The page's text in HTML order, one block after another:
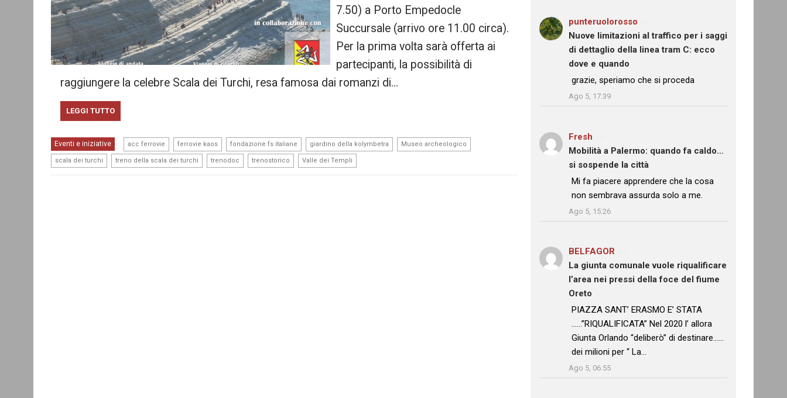
7.50) a Porto Empedocle
Succursale (arrivo ore 11.00 circa).
Per la prima volta sarà offerta ai
partecipanti, la possibilità di
raggiungere la celebre Scala dei Turchi, resa famosa dai romanzi di…
LEGGI TUTTO
Eventi e iniziative acc ferrovie ferrovie kaos fondazione fs italiane giardino della kolymbetra Museo archeologico
scala dei turchi treno della scala dei turchi trenodoc trenostorico Valle dei Templi
punteruolorosso
Nuove limitazioni al traffico per i saggi
di dettaglio della linea tram C: ecco
dove e quando
: “
grazie, speriamo che si proceda
Ago 5, 17:39
Fresh
Mobilità a Palermo: quando fa caldo…
si sospende la città
: “
Mi fa piacere apprendere che la cosa
non sembrava assurda solo a me.
Ago 5, 15:26
BELFAGOR
La giunta comunale vuole riqualificare
l’area nei pressi della foce del fiume
Oreto
: “
PIAZZA SANT’ ERASMO E’ STATA
……”RIQUALIFICATA” Nel 2020 l’ allora
Giunta Orlando “deliberò” di destinare……
dei milioni per “ La…
Ago 5, 06:55